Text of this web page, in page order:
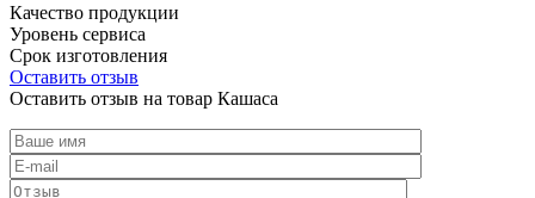
Качество продукции
Уровень сервиса
Срок изготовления
Оставить отзыв
Оставить отзыв на товар Кашаса